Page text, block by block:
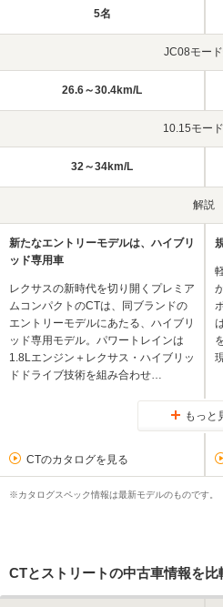
5名
JC08モー
26.6～30.4km/L
10.15モー
32～34km/L
解説
新たなエントリーモデルは、ハイブリ
ッド専用車
レクサスの新時代を切り開くプレミア
ムコンパクトのCTは、同ブランドの
エントリーモデルにあたる、ハイブリ
ッド専用モデル。パワートレインは
1.8Lエンジン＋レクサス・ハイブリッ
ドドライブ技術を組み合わせ…
もっと
CTのカタログを見る
※カタログスペック情報は最新モデルのものです。
CTとストリートの中古車情報を比